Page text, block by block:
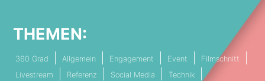
THEMEN:
360 Grad Allgemein Engagement Event
Filmschnitt
Livestream
Referenz Social Media
Technik